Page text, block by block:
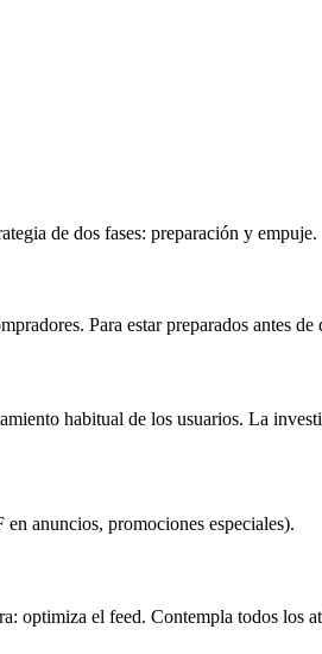
de dos fases: preparación y empuje.
Para estar preparados antes
habitual de los usuarios. La
anuncios, promociones especiales).
optimiza el feed. Contempla todos los